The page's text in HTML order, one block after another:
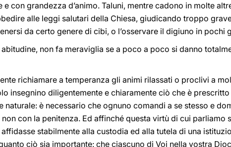
e con grandezza d’animo. Taluni, mentre cadono in molte
alle leggi salutari della Chiesa, giudicando troppo
da certo genere di cibi, o l’osservare il digiuno in pochi
non fa meraviglia se a poco a poco si danno
richiamare a temperanza gli animi rilassati o proclivi a
insegnino diligentemente e chiaramente ciò che è
naturale: è necessario che ognuno comandi a se stesso e
con la penitenza. Ed affinché questa virtù di cui parliamo
stabilmente alla custodia ed alla tutela di una
ciò sia importante: che ciascuno di Voi nella vostra